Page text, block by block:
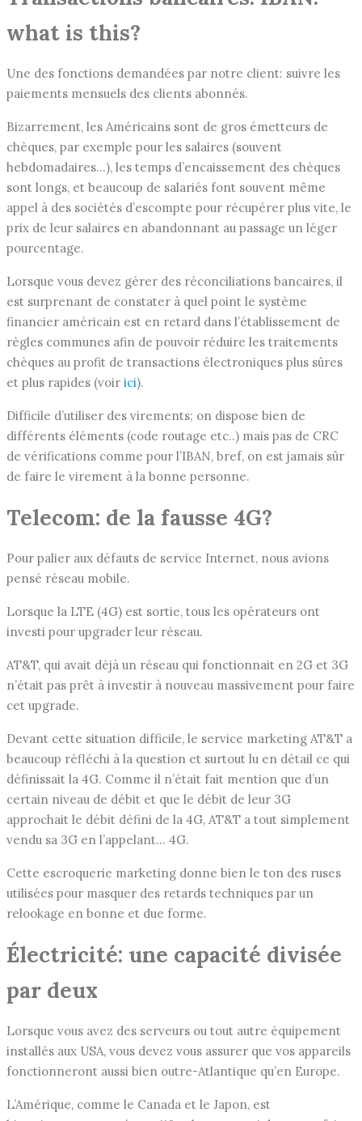
what is this?
Une des fonctions demandées par notre client: suivre les
paiements mensuels des clients abonnés.
Bizarrement, les Américains sont de gros émetteurs de
chèques, par exemple pour les salaires (souvent
hebdomadaires…), les temps d’encaissement des chèques
sont longs, et beaucoup de salariés font souvent même
appel à des sociétés d’escompte pour récupérer plus vite, le
prix de leur salaires en abandonnant au passage un léger
pourcentage.
Lorsque vous devez gérer des réconciliations bancaires, il
est surprenant de constater à quel point le système
financier américain est en retard dans l’établissement de
règles communes afin de pouvoir réduire les traitements
chèques au profit de transactions électroniques plus sûres
et plus rapides (voir ici).
Difficile d’utiliser des virements; on dispose bien de
différents éléments (code routage etc..) mais pas de CRC
de vérifications comme pour l’IBAN, bref, on est jamais sûr
de faire le virement à la bonne personne.
Telecom: de la fausse 4G?
Pour palier aux défauts de service Internet, nous avions
pensé réseau mobile.
Lorsque la LTE (4G) est sortie, tous les opérateurs ont
investi pour upgrader leur réseau.
AT&T, qui avait déjà un réseau qui fonctionnait en 2G et 3G
n’était pas prêt à investir à nouveau massivement pour faire
cet upgrade.
Devant cette situation difficile, le service marketing AT&T a
beaucoup réfléchi à la question et surtout lu en détail ce qui
définissait la 4G. Comme il n’était fait mention que d’un
certain niveau de débit et que le débit de leur 3G
approchait le débit défini de la 4G, AT&T a tout simplement
vendu sa 3G en l’appelant… 4G.
Cette escroquerie marketing donne bien le ton des ruses
utilisées pour masquer des retards techniques par un
relookage en bonne et due forme.
Électricité: une capacité divisée
par deux
Lorsque vous avez des serveurs ou tout autre équipement
installés aux USA, vous devez vous assurer que vos appareils
fonctionneront aussi bien outre-Atlantique qu’en Europe.
L’Amérique, comme le Canada et le Japon, est